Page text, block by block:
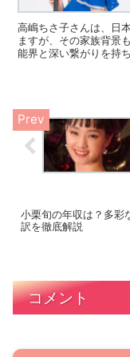
高嶋ちさ子さんは、日
ますが、その家族背景
能界と深い繋がりを持
小栗旬の年収は？多彩
訳を徹底解説
コメント